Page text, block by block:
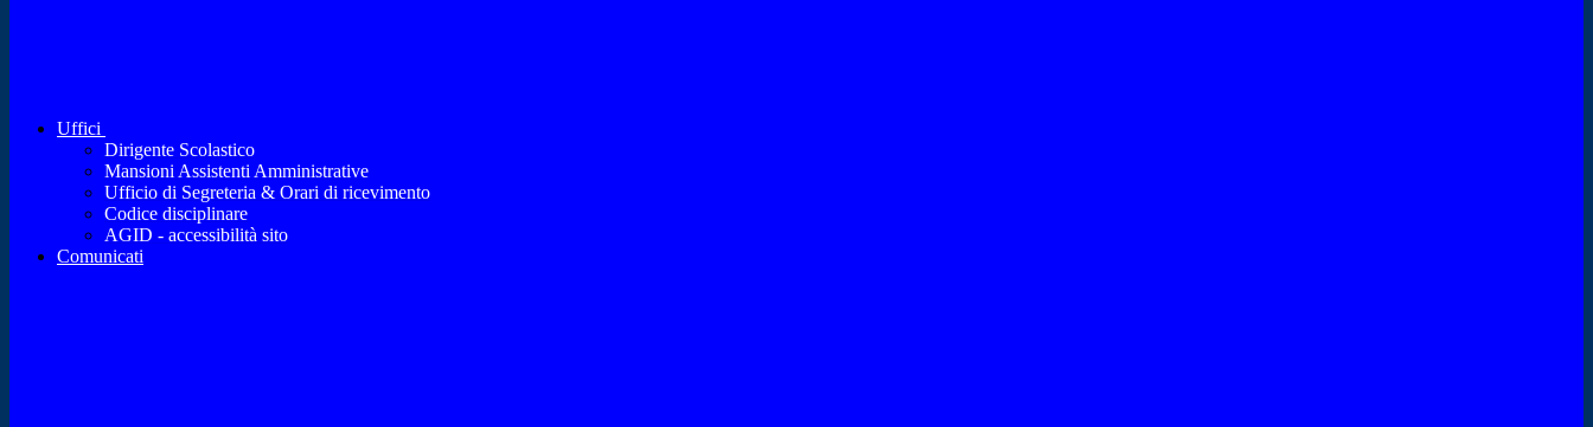
Uffici
Dirigente Scolastico
Mansioni Assistenti Amministrative
Ufficio di Segreteria & Orari di ricevimento
Codice disciplinare
AGID - accessibilità sito
Comunicati